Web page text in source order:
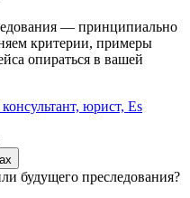
— принципиально
критерии, примеры
опираться в вашей
юрист, Es